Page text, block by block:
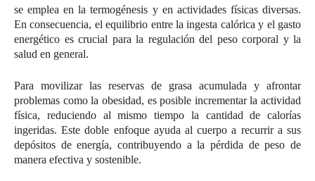
se emplea en la termogénesis y en actividades físicas diversas.
En consecuencia, el equilibrio entre la ingesta calórica y el gasto
energético es crucial para la regulación del peso corporal y la
salud en general.
Para movilizar las reservas de grasa acumulada y afrontar
problemas como la obesidad, es posible incrementar la actividad
física, reduciendo al mismo tiempo la cantidad de calorías
ingeridas. Este doble enfoque ayuda al cuerpo a recurrir a sus
depósitos de energía, contribuyendo a la pérdida de peso de
manera efectiva y sostenible.